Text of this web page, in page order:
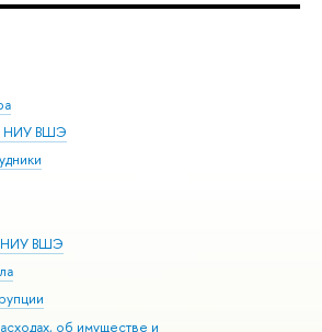
НИУ ВШЭ
НИУ ВШЭ
об имуществе и